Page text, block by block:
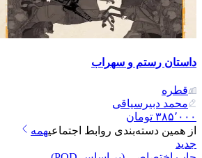
داستان رستم و سهراب
قطره
محمد دبیرسیاقی
۳۸۵٬۰۰۰ تومان
از همین دسته‌بندی روابط اجتماعیهمه
جدید